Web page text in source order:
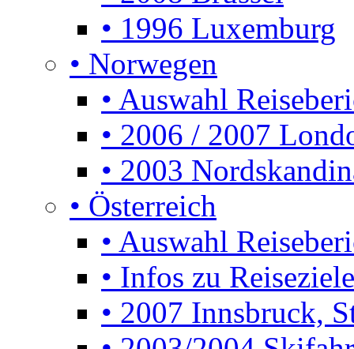
• 1996 Luxemburg
• Norwegen
• Auswahl
• 2006 / 2007
• 2003
• Österreich
• Auswahl
• Infos zu
• 2007 Innsbruck,